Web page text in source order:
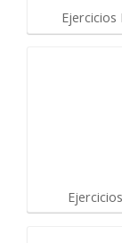
Ejercicios